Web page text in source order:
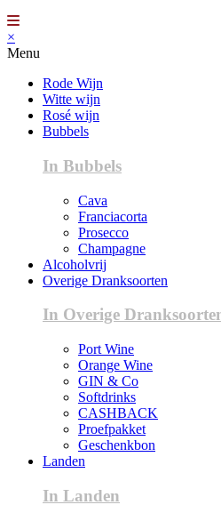
×
Menu
Rode Wijn
Witte wijn
Rosé wijn
Bubbels
In Bubbels
Cava
Franciacorta
Prosecco
Champagne
Alcoholvrij
Overige Dranksoorten
In Overige
Port Wine
Orange Wine
GIN & Co
Softdrinks
CASHBACK
Proefpakket
Geschenkbon
Landen
In Landen